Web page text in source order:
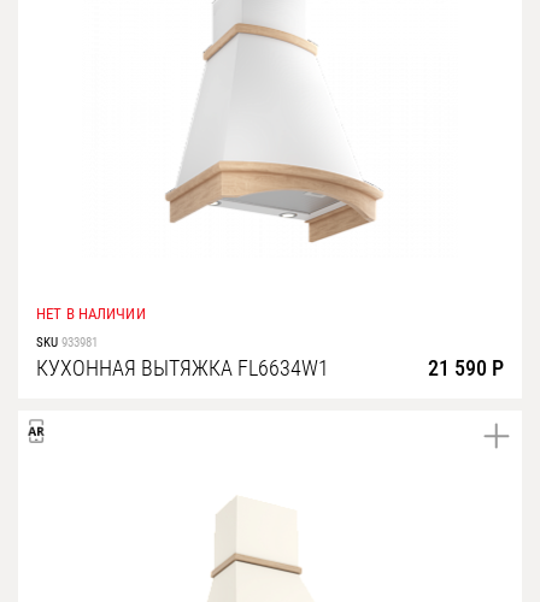
НЕТ В НАЛИЧИИ
SKU 933981
КУХОННАЯ ВЫТЯЖКА FL6634W1 21 590 Р